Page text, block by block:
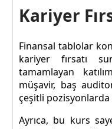
Kariyer
Finansal tablolar
kariyer fırsatı
tamamlayan
müşavir, baş
çeşitli
Ayrıca, bu kurs